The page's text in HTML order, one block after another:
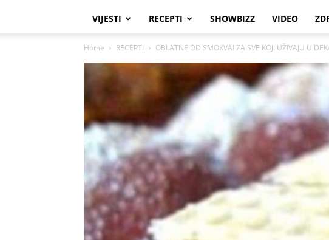
VIJESTI RECEPTI SHOWBIZZ VIDEO
Home RECEPTI OBLATNE OD SMOKVA! ZA SVE KOJI UŽIVAJU U